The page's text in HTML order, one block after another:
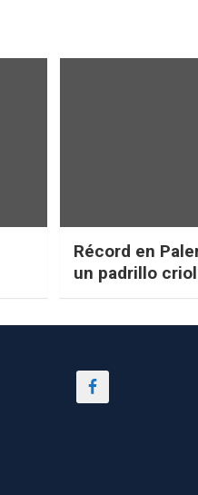
Récord en
un padrillo
millones